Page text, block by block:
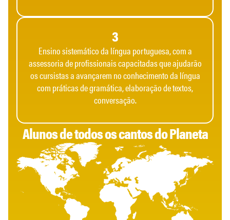
3
Ensino sistemático da língua portuguesa, com a
assessoria de profissionais capacitadas que ajudarão
os cursistas a avançarem no conhecimento da língua
com práticas de gramática, elaboração de textos,
conversação.
Alunos de todos os cantos do Planeta